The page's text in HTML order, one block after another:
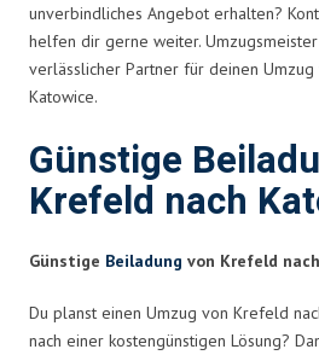
unverbindliches Angebot erhalten?
helfen dir gerne weiter.
verlässlicher Partner für deinen
Katowice.
Günstige
Krefeld nach
Günstige Beiladung von Krefeld
Du planst einen Umzug von Krefeld
nach einer kostengünstigen Lösung?